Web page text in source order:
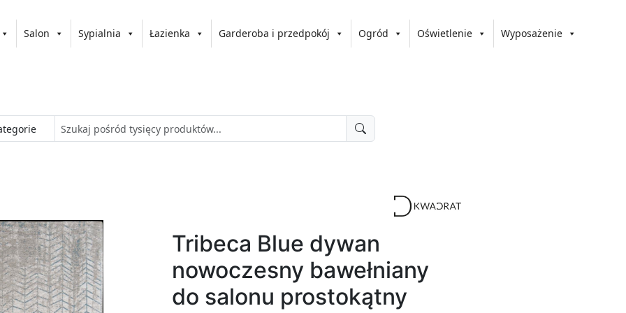
Salon Sypialnia Łazienka Garderoba i przedpokój Ogród Oświetlenie Wyposażenie
Tribeca Blue dywan
nowoczesny bawełniany
do salonu prostokątny